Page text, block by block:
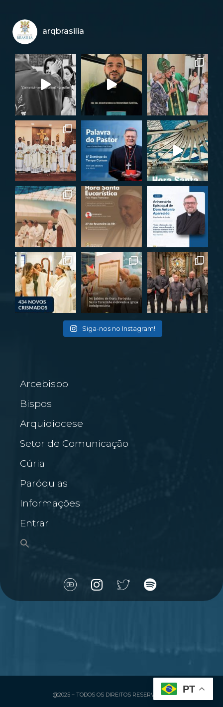
arqbrasilia
Siga-nos no Instagram!
Arcebispo
Bispos
Arquidiocese
Setor de Comunicação
Cúria
Paróquias
Informações
Entrar
@2025 – TODOS OS DIREITOS RESERVADOS
PT